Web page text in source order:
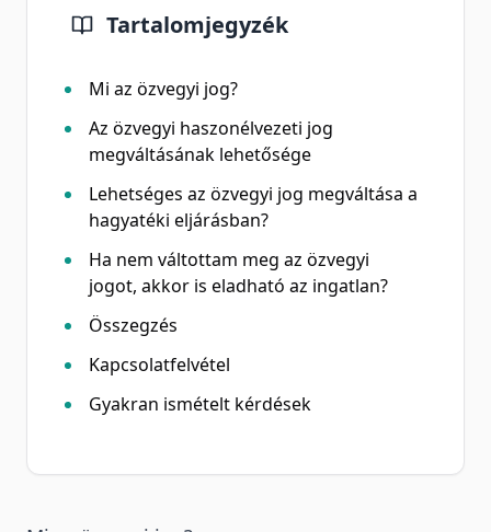
Tartalomjegyzék
Mi az özvegyi jog?
Az özvegyi haszonélvezeti jog
megváltásának lehetősége
Lehetséges az özvegyi jog megváltása a
hagyatéki eljárásban?
Ha nem váltottam meg az özvegyi
jogot, akkor is eladható az ingatlan?
Összegzés
Kapcsolatfelvétel
Gyakran ismételt kérdések